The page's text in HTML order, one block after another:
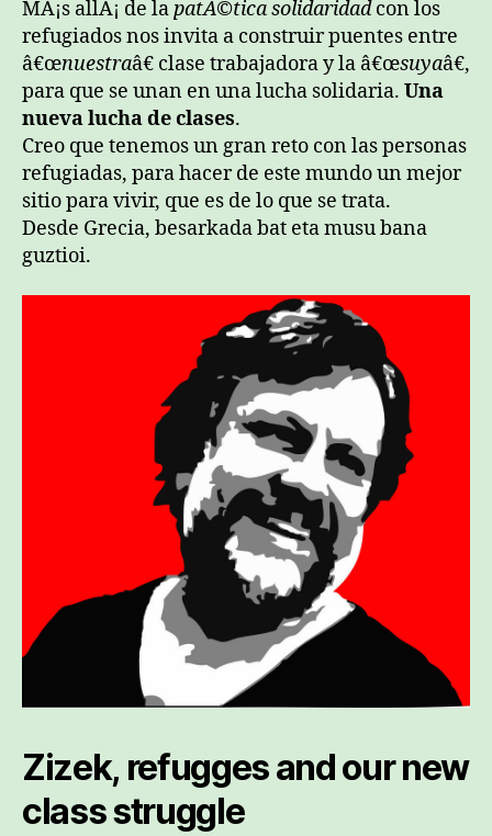
MÃ¡s allÃ¡ de lapatÃ©tica solidaridadcon los
refugiados nos invita a construir puentes entre
â€œnuestraâ€ clase trabajadora y la â€œsuyaâ€,
para que se unan en una lucha solidaria. Una
nueva lucha de clases.
Creo que tenemos un gran reto con las personas
refugiadas, para hacer de este mundo un mejor
sitio para vivir, que es de lo que se trata.
Desde Grecia, besarkada bat eta musu bana
guztioi.
Zizek, refugges and our new
class struggle